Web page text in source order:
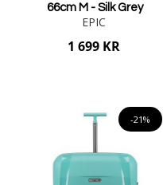
66cm M - Silk Grey
EPIC
1 699 KR
-21%